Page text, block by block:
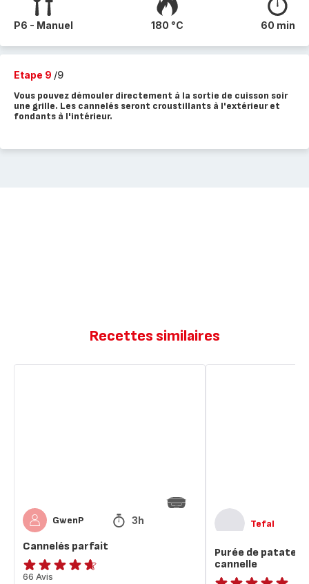
P6 - Manuel 180 °C 60 min
Etape 9 /9
Vous pouvez démouler directement à la sortie de cuisson soir
une grille. Les cannelés seront croustillants à l'extérieur et
fondants à l'intérieur.
Recettes similaires
GwenP 3h
Cannelés parfait
ratings.4.6
66 Avis
Tefal
Purée de patates
cannelle